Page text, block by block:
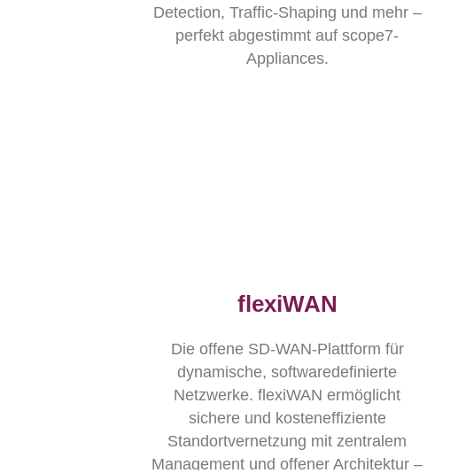
Detection, Traffic-Shaping und mehr –
perfekt abgestimmt auf scope7-
Appliances.
flexiWAN
Die offene SD-WAN-Plattform für
dynamische, softwaredefinierte
Netzwerke. flexiWAN ermöglicht
sichere und kosteneffiziente
Standortvernetzung mit zentralem
Management und offener Architektur –